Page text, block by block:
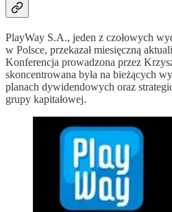
PlayWay S.A., jeden z czołowych
w Polsce, przekazał miesięczną
Konferencja prowadzona przez
skoncentrowana była na bieżących
planach dywidendowych oraz
grupy kapitałowej.